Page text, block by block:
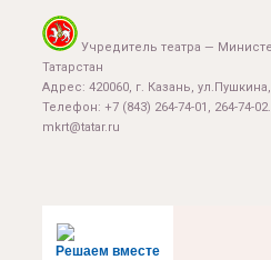
Учредитель театра —
Татарстан
Адрес: 420060, г. Казань,
Телефон: +7 (843) 264-74-01, 264-74-
mkrt@tatar.ru
Решаем вместе